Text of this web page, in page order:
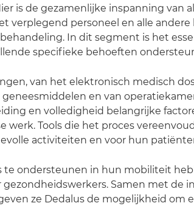
is de gezamenlijke inspanning van
verplegend personeel en alle
In dit segment is het
specifieke behoeften
van het elektronisch medisch
en van
en volledigheid belangrijke
Tools die het proces
activiteiten en voor hun
te ondersteunen in hun mobiliteit
Samen met de
ze Dedalus de mogelijkheid om